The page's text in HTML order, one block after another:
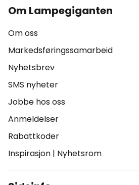
Om Lampegiganten
Om oss
Markedsføringssamarbeid
Nyhetsbrev
SMS nyheter
Jobbe hos oss
Anmeldelser
Rabattkoder
Inspirasjon | Nyhetsrom